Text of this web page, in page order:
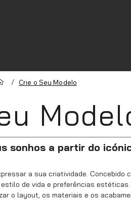
/ Crie o Seu Modelo
sonhos a partir do
a sua criatividade. Concebido
de vida e preferências estéticas.
o layout, os materiais e os